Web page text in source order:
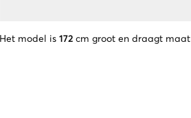
Het model is 172 cm groot en draagt maat